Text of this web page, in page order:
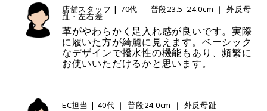
店舗スタッフ | 70代 ｜ 普段23.5-24.0cm ｜ 外反母
趾・左右差
革がやわらかく足入れ感が良いです。実際
に履いた方が綺麗に見えます。ベーシック
なデザインで撥水性の機能もあり、頻繁に
お使いいただけるかと思います。
EC担当 | 40代 ｜ 普段24.0cm ｜ 外反母趾